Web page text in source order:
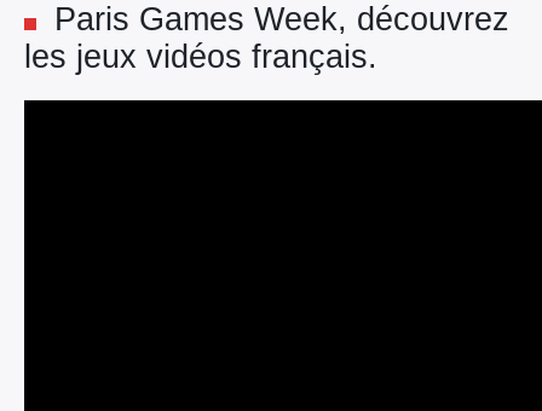
Paris Games Week, découvrez
les jeux vidéos français.